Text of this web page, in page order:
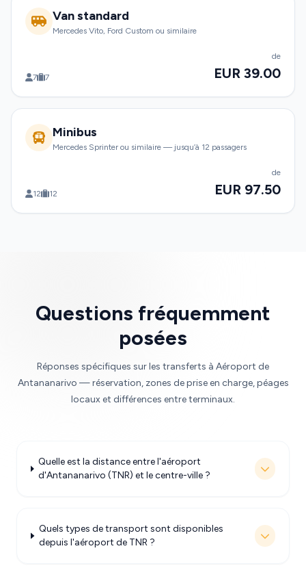
Van standard
Mercedes Vito, Ford Custom ou similaire
7 7
de
EUR 39.00
Minibus
Mercedes Sprinter ou similaire — jusqu’à 12 passagers
12 12
de
EUR 97.50
Questions fréquemment
posées
Réponses spécifiques sur les transferts à Aéroport de
Antananarivo — réservation, zones de prise en charge, péages
locaux et différences entre terminaux.
Quelle est la distance entre l'aéroport
d'Antananarivo (TNR) et le centre-ville ?
Quels types de transport sont disponibles
depuis l'aéroport de TNR ?